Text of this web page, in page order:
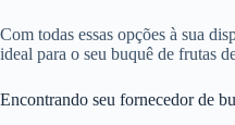
Com todas essas opções à sua
ideal para o seu buquê de frutas
Encontrando seu fornecedor de